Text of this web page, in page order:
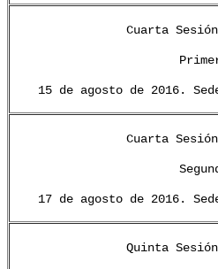
Cuarta
15 de agosto de 2016.
Cuarta
17 de agosto de 2016.
Quinta